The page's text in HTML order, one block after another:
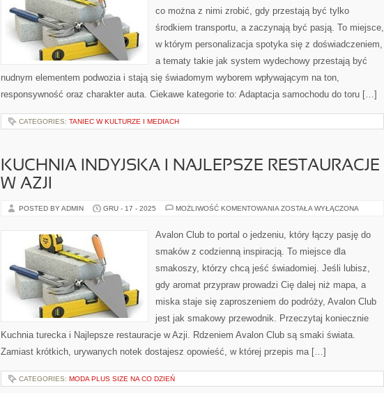
co można z nimi zrobić, gdy przestają być tylko
środkiem transportu, a zaczynają być pasją. To miejsce,
w którym personalizacja spotyka się z doświadczeniem,
a tematy takie jak system wydechowy przestają być
nudnym elementem podwozia i stają się świadomym wyborem wpływającym na ton,
responsywność oraz charakter auta. Ciekawe kategorie to: Adaptacja samochodu do toru […]
CATEGORIES: TANIEC W KULTURZE I MEDIACH
KUCHNIA INDYJSKA I NAJLEPSZE RESTAURACJE
W AZJI
POSTED BY ADMIN GRU - 17 - 2025 MOŻLIWOŚĆ KOMENTOWANIA KUCHNIA
NAJLEPSZE
RESTAURACJE
AZJI
ZOSTAŁA WYŁĄCZONA
Avalon Club to portal o jedzeniu, który łączy pasję do
smaków z codzienną inspiracją. To miejsce dla
smakoszy, którzy chcą jeść świadomiej. Jeśli lubisz,
gdy aromat przypraw prowadzi Cię dalej niż mapa, a
miska staje się zaproszeniem do podróży, Avalon Club
jest jak smakowy przewodnik. Przeczytaj koniecznie
Kuchnia turecka i Najlepsze restauracje w Azji. Rdzeniem Avalon Club są smaki świata.
Zamiast krótkich, urywanych notek dostajesz opowieść, w której przepis ma […]
CATEGORIES: MODA PLUS SIZE NA CO DZIEŃ